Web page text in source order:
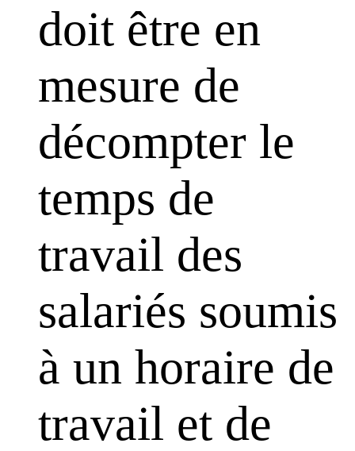
doit être en
mesure de
décompter le
temps de
travail des
salariés soumis
à un horaire de
travail et de